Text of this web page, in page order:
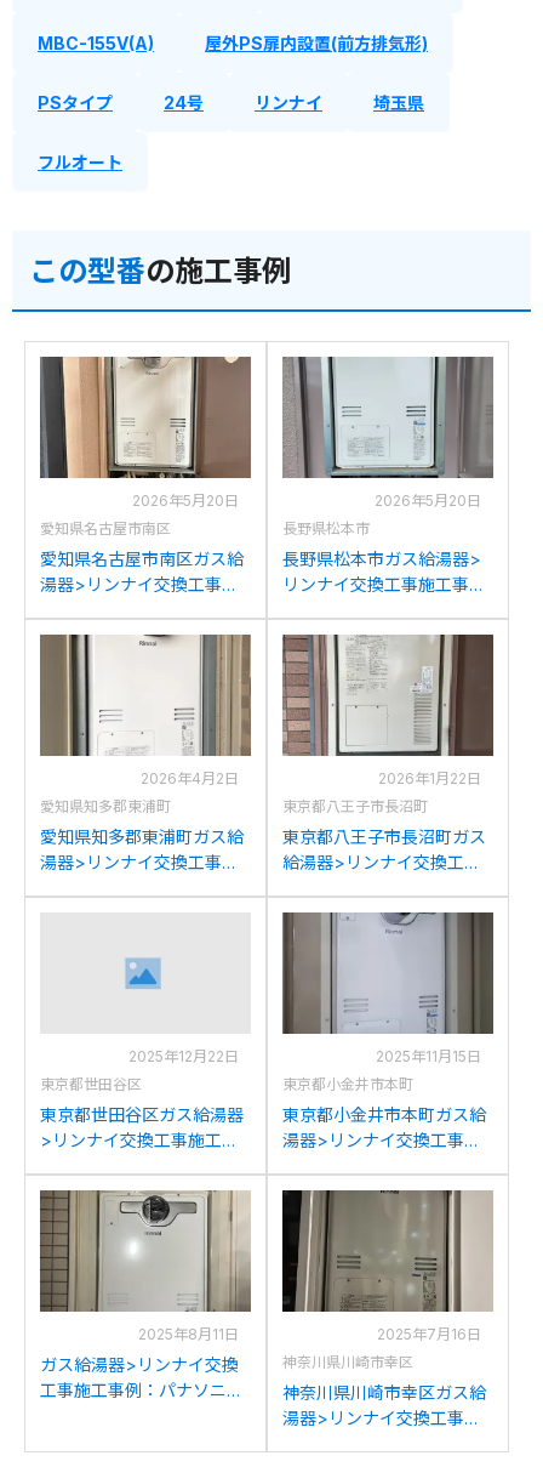
MBC-155V(A) 屋外PS扉内設置(前方排気形)
PSタイプ 24号 リンナイ 埼玉県
フルオート
この型番の施工事例
2026年5月20日
愛知県名古屋市南区
愛知県名古屋市南区ガス給
湯器>リンナイ交換工事施
2405AT2-3からリンナイ
RUFH-A2400AT2-3(A)へ
2026年5月20日
長野県松本市
長野県松本市ガス給湯器>
リンナイ交換工事施工事
2403AT2-3からリンナイ
RUFH-A2400AT2-3(A)へ
の交換
2026年4月2日
愛知県知多郡東浦町
愛知県知多郡東浦町ガス給
湯器>リンナイ交換工事施
2405AT2-3からリンナイ
2026年1月22日
東京都八王子市長沼町
東京都八王子市長沼町ガス
給湯器>リンナイ交換工事
AT-4203ARS4SW3QUから
リンナイRUFH-
2025年12月22日
東京都世田谷区
東京都世田谷区ガス給湯器
>リンナイ交換工事施工事
V2403AT2-3からリンナイ
RUFH-A2400AT2-3(A)へ
の交換
2025年11月15日
東京都小金井市本町
東京都小金井市本町ガス給
湯器>リンナイ交換工事施
4200ARSAW3Q-Cからリ
ンナイRUFH-A2400AT2-
3(A)への交換
2025年8月11日
ガス給湯器>リンナイ交換
工事施工事例：パナソニッ
2025年7月16日
神奈川県川崎市幸区
神奈川県川崎市幸区ガス給
湯器>リンナイ交換工事施